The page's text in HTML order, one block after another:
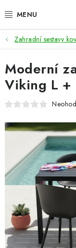
na
ZAHRADNÍ
ŽIDLE
STOLY
LEHÁTKA
POLSTRY
DOPLŇKY
PERGOLY
GRILY
Zahradní sestavy
Moderní
Viking L +